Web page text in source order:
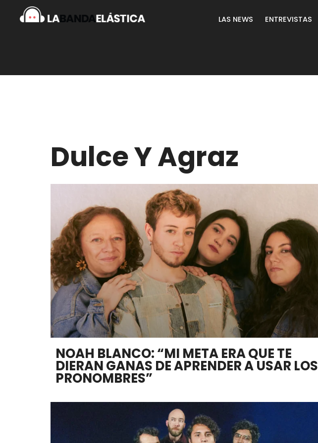
LAS NEWS ENTREVISTAS
Dulce Y Agraz
NOAH BLANCO: “MI META ERA QUE TE
DIERAN GANAS DE APRENDER A USAR LOS
PRONOMBRES”